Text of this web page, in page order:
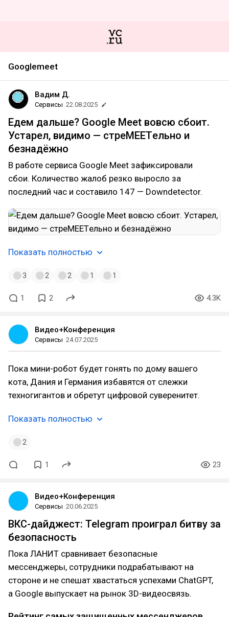
Googlemeet
Вадим Д.
Сервисы 22.08.2025
Едем дальше? Google Meet вовсю сбоит.
Устарел, видимо — стреMEETельно и
безнадёжно
В работе сервиса Google Meet зафиксировали
сбои. Количество жалоб резко выросло за
последний час и составило 147 — Downdetector.
Показать полностью
3 2 2 1 1
1 2 4.3K
Видео+Конференция
Сервисы 24.07.2025
Пока мини-робот будет гонять по дому вашего
кота, Дания и Германия избавятся от слежки
техногигантов и обретут цифровой суверенитет.
Показать полностью
2
1 23
Видео+Конференция
Сервисы 20.06.2025
ВКС-дайджест: Telegram проиграл битву за
безопасность
Пока ЛАНИТ сравнивает безопасные
мессенджеры, сотрудники подрабатывают на
стороне и не спешат хвастаться успехами ChatGPT,
а Google выпускает на рынок 3D-видеосвязь.